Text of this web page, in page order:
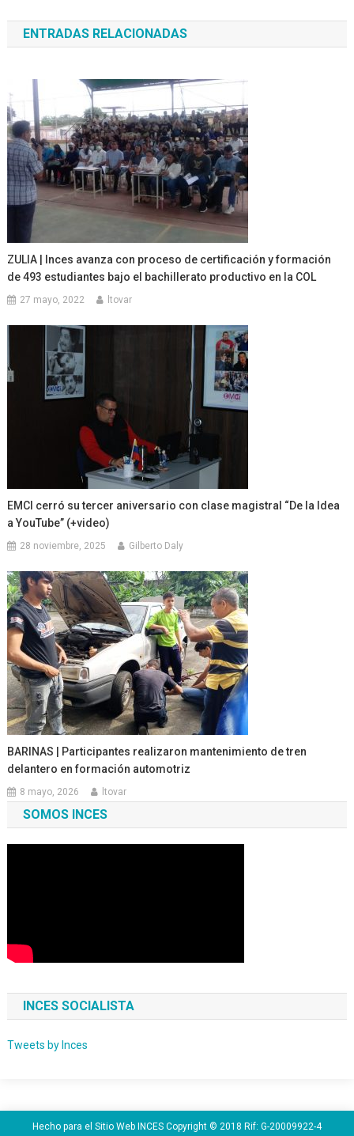
de
entradas
ENTRADAS RELACIONADAS
ZULIA | Inces avanza con proceso de certificación y formación
de 493 estudiantes bajo el bachillerato productivo en la COL
27 mayo, 2022 ltovar
EMCI cerró su tercer aniversario con clase magistral “De la Idea
a YouTube” (+video)
28 noviembre, 2025 Gilberto Daly
BARINAS | Participantes realizaron mantenimiento de tren
delantero en formación automotriz
8 mayo, 2026 ltovar
SOMOS INCES
INCES SOCIALISTA
Tweets by Inces
Hecho para el Sitio Web INCES Copyright © 2018 Rif: G-20009922-4